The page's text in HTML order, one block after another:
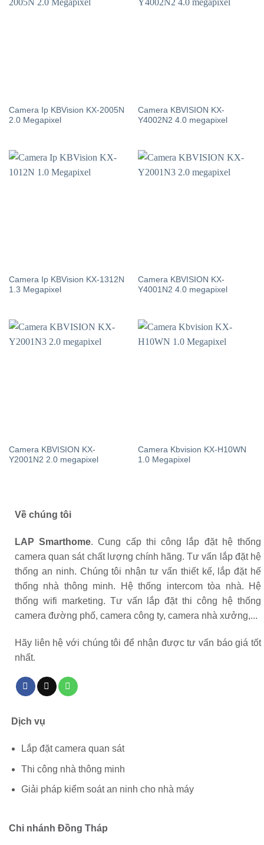
Camera Ip KBVision KX-2005N
2.0 Megapixel
Camera KBVISION KX-
Y4002N2 4.0 megapixel
Camera Ip KBVision KX-1312N
1.3 Megapixel
Camera KBVISION KX-
Y4001N2 4.0 megapixel
Camera KBVISION KX-
Y2001N2 2.0 megapixel
Camera Kbvision KX-H10WN
1.0 Megapixel
Về chúng tôi
LAP Smarthome. Cung cấp thi công lắp đặt hệ thống
camera quan sát chất lượng chính hãng. Tư vấn lắp đặt hệ
thống an ninh. Chúng tôi nhận tư vấn thiết kế, lắp đặt hế
thống nhà thông minh. Hệ thống intercom tòa nhà. Hệ
thống wifi marketing. Tư vấn lắp đặt thi công hệ thống
camera đường phố, camera công ty, camera nhà xưởng,...
Hãy liên hệ với chúng tôi để nhận được tư vấn báo giá tốt
nhất.
Dịch vụ
Lắp đặt camera quan sát
Thi công nhà thông minh
Giải pháp kiểm soát an ninh cho nhà máy
Chi nhánh Đồng Tháp